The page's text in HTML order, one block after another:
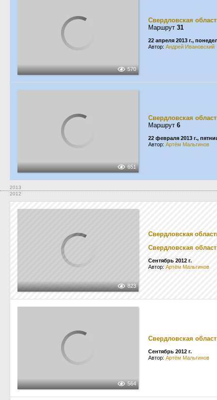
570
Свердловская
Маршрут 31
22 апреля 2013 г.,
Автор: Андрей Ивановский
651
Свердловская
Маршрут 6
22 февраля 2013 г.,
Автор: Артём Мальгинов
2013
2012
823
Свердловская
Свердловская
Сентябрь 2012 г.
Автор: Артём Мальгинов
564
Свердловская
Сентябрь 2012 г.
Автор: Артём Мальгинов